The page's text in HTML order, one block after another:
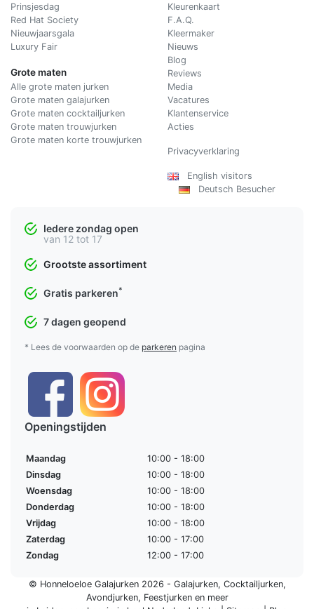
Prinsjesdag
Red Hat Society
Nieuwjaarsgala
Luxury Fair
Grote maten
Alle grote maten jurken
Grote maten galajurken
Grote maten cocktailjurken
Grote maten trouwjurken
Grote maten korte trouwjurken
Kleurenkaart
F.A.Q.
Kleermaker
Nieuws
Blog
Reviews
Media
Vacatures
Klantenservice
Acties
Privacyverklaring
English visitors
Deutsch Besucher
Iedere zondag open
van 12 tot 17
Grootste assortiment
Gratis parkeren*
7 dagen geopend
* Lees de voorwaarden op de parkeren pagina
Openingstijden
Maandag
10:00 - 18:00
Dinsdag
10:00 - 18:00
Woensdag
10:00 - 18:00
Donderdag
10:00 - 18:00
Vrijdag
10:00 - 18:00
Zaterdag
10:00 - 17:00
Zondag
12:00 - 17:00
© Honneloeloe Galajurken 2026 - Galajurken, Cocktailjurken,
Avondjurken, Feestjurkenen meer